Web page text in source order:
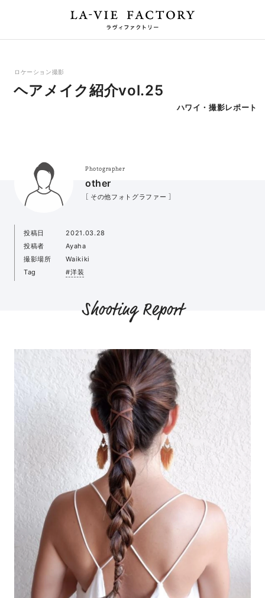
ロケーション撮影
ヘアメイク紹介vol.25
ハワイ・撮影レポート
Photographer
other
［ その他フォトグラファー ］
投稿日
2021.03.28
投稿者
Ayaha
撮影場所
Waikiki
Tag
#洋装
Shooting Report